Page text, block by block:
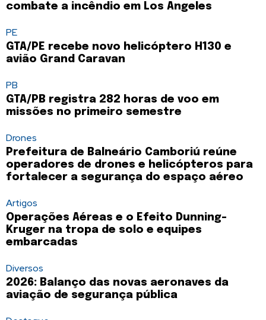
combate a incêndio em Los Angeles
PE
GTA/PE recebe novo helicóptero H130 e
avião Grand Caravan
PB
GTA/PB registra 282 horas de voo em
missões no primeiro semestre
Drones
Prefeitura de Balneário Camboriú reúne
operadores de drones e helicópteros para
fortalecer a segurança do espaço aéreo
Artigos
Operações Aéreas e o Efeito Dunning-
Kruger na tropa de solo e equipes
embarcadas
Diversos
2026: Balanço das novas aeronaves da
aviação de segurança pública